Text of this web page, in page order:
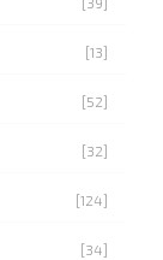
[13]
[52]
[32]
[124]
[34]